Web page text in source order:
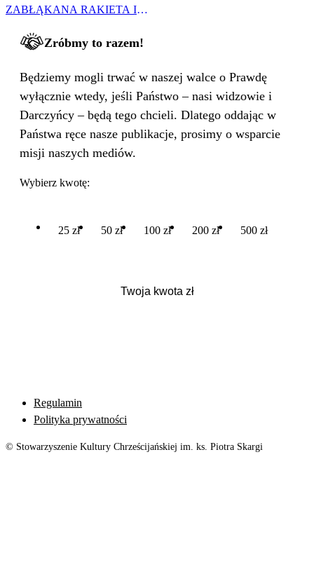
ZABŁĄKANA RAKIETA I
Zróbmy to razem!
Będziemy mogli trwać w naszej walce o Prawdę
wyłącznie wtedy, jeśli Państwo – nasi widzowie i
Darczyńcy – będą tego chcieli. Dlatego oddając w
Państwa ręce nasze publikacje, prosimy o wsparcie
misji naszych mediów.
Wybierz kwotę:
25 zł 50 zł 100 zł 200 zł 500 zł
Regulamin
Polityka prywatności
© Stowarzyszenie Kultury Chrześcijańskiej im. ks. Piotra Skargi